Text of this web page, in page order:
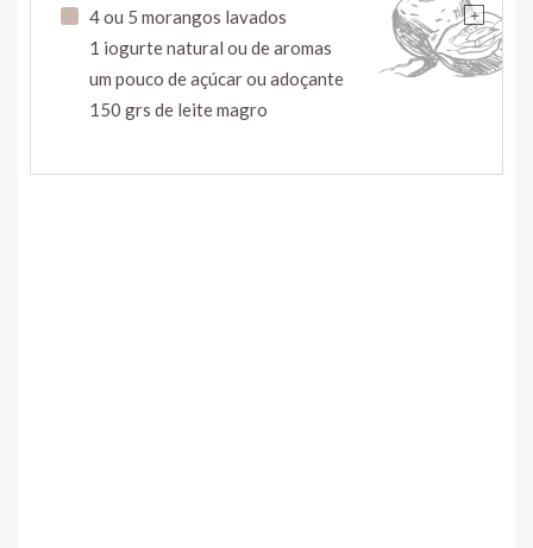
+
4 ou 5 morangos lavados
1 iogurte natural ou de aromas
um pouco de açúcar ou adoçante
150 grs de leite magro